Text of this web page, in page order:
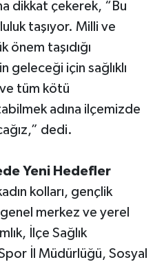
dikkat çekerek, “Bu
taşıyor. Milli ve
önem taşıdığı
geleceği için sağlıklı
tüm kötü
adına ilçemizde
dedi.
Yeni Hedefler
kolları, gençlik
merkez ve yerel
İlçe Sağlık
İl Müdürlüğü, Sosyal